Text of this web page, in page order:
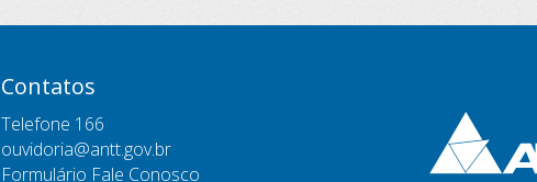
Contatos
Telefone 166
ouvidoria@antt.gov.br
Formulário Fale Conosco